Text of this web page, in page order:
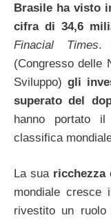
Brasile ha visto
cifra di 34,6
Finacial Times.
(Congresso delle
Sviluppo) gli
superato del
hanno portato
classifica
La sua ricchezza
mondiale cresce
rivestito un ruolo